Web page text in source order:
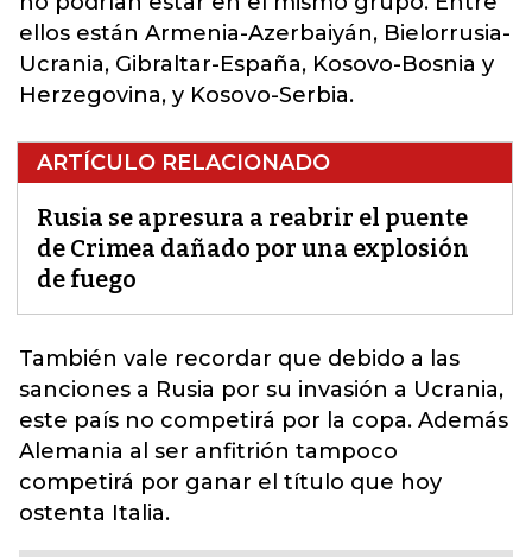
ellos están Armenia-Azerbaiyán, Bielorrusia-
Ucrania, Gibraltar-España, Kosovo-Bosnia y
Herzegovina, y Kosovo-Serbia.
ARTÍCULO RELACIONADO
Rusia se apresura a reabrir el puente
de Crimea dañado por una explosión
de fuego
También vale recordar que debido a las
sanciones a Rusia por su invasión a Ucrania,
este país no competirá por la copa. Además
Alemania al ser anfitrión tampoco
competirá por ganar el título que hoy
ostenta Italia.